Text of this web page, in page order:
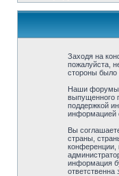
Заходя на
пожалуйста,
стороны было
Наши форумы
выпущенного
поддержкой
информацией
Вы
страны,
конференции,
информация
ответственна